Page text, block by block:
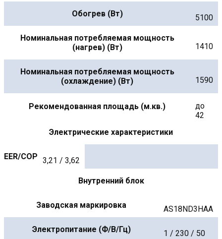
Обогрев (Вт) 5100
Номинальная потребляемая мощность
(нагрев) (Вт)
1410
Номинальная потребляемая мощность
(охлаждение) (Вт)
1590
Рекомендованная площадь (м.кв.)
до
42
Электрические характеристики
EER/COP 3,21 / 3,62
Внутренний блок
Заводская маркировка AS18ND3HAA
Электропитание (Ф/В/Гц) 1 / 230 / 50